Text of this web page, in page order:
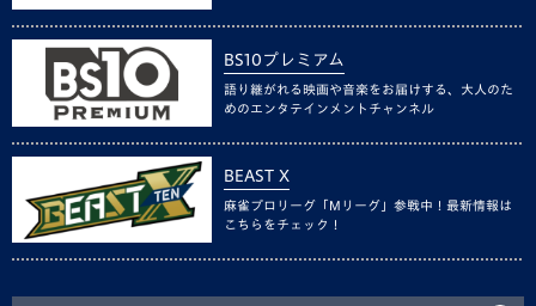
BS10プレミアム
語り継がれる映画や音楽をお届けする、大人のた
めのエンタテインメントチャンネル
BEAST X
麻雀プロリーグ「Mリーグ」参戦中！最新情報は
こちらをチェック！